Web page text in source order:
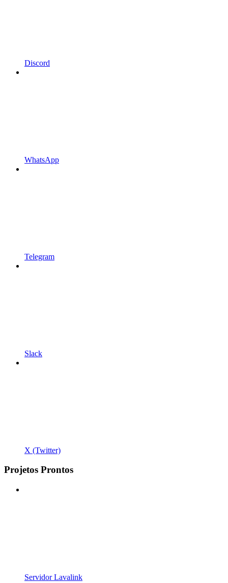
Discord
WhatsApp
Telegram
Slack
X (Twitter)
Projetos Prontos
Servidor Lavalink